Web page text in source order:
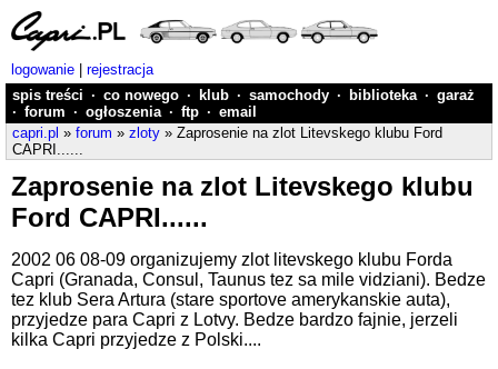
logowanie
rejestracja
spis treści · co nowego · klub · samochody · biblioteka · garaż
· forum · ogłoszenia · ftp · email
capri.pl » forum » zloty » Zaprosenie na zlot Litevskego klubu Ford
CAPRI......
Zaprosenie na zlot Litevskego klubu
Ford CAPRI......
2002 06 08-09 organizujemy zlot litevskego klubu Forda
Capri (Granada, Consul, Taunus tez sa mile vidziani). Bedze
tez klub Sera Artura (stare sportove amerykanskie auta),
przyjedze para Capri z Lotvy. Bedze bardzo fajnie, jerzeli
kilka Capri przyjedze z Polski....